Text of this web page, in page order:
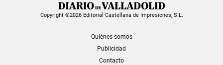
Copyright ©2026 Editorial Castellana de Impresiones, S.L.
Quiénes somos
Publicidad
Contacto